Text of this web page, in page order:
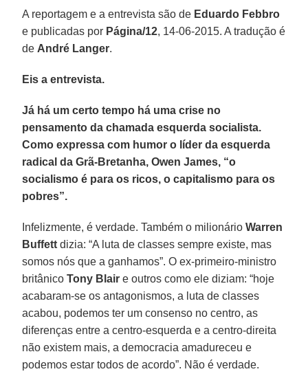
A reportagem e a entrevista são de Eduardo Febbro
e publicadas por Página/12, 14-06-2015. A tradução é
de André Langer.
Eis a entrevista.
Já há um certo tempo há uma crise no
pensamento da chamada esquerda socialista.
Como expressa com humor o líder da esquerda
radical da Grã-Bretanha, Owen James, “o
socialismo é para os ricos, o capitalismo para os
pobres”.
Infelizmente, é verdade. Também o milionárioWarren
Buffett dizia: “A luta de classes sempre existe, mas
somos nós que a ganhamos”. O ex-primeiro-ministro
britânicoTony Blair e outros como ele diziam: “hoje
acabaram-se os antagonismos, a luta de classes
acabou, podemos ter um consenso no centro, as
diferenças entre a centro-esquerda e a centro-direita
não existem mais, a democracia amadureceu e
podemos estar todos de acordo”. Não é verdade.